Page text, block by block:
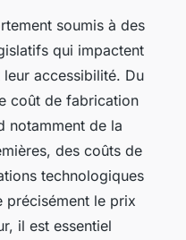
soumis à des
qui impactent
accessibilité. Du
coût de fabrication
notamment de la
des coûts de
technologiques
précisément le prix
il est essentiel